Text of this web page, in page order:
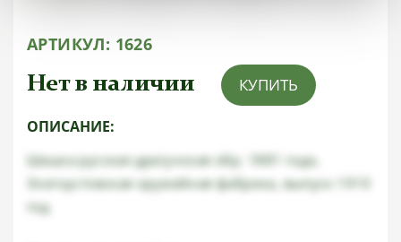
АРТИКУЛ: 1626
Нет в наличии КУПИТЬ
ОПИСАНИЕ:
Шашка русская драгунская обр. 1881 года,
Златоустовская оружейная фабрика, выпуск 1910
год